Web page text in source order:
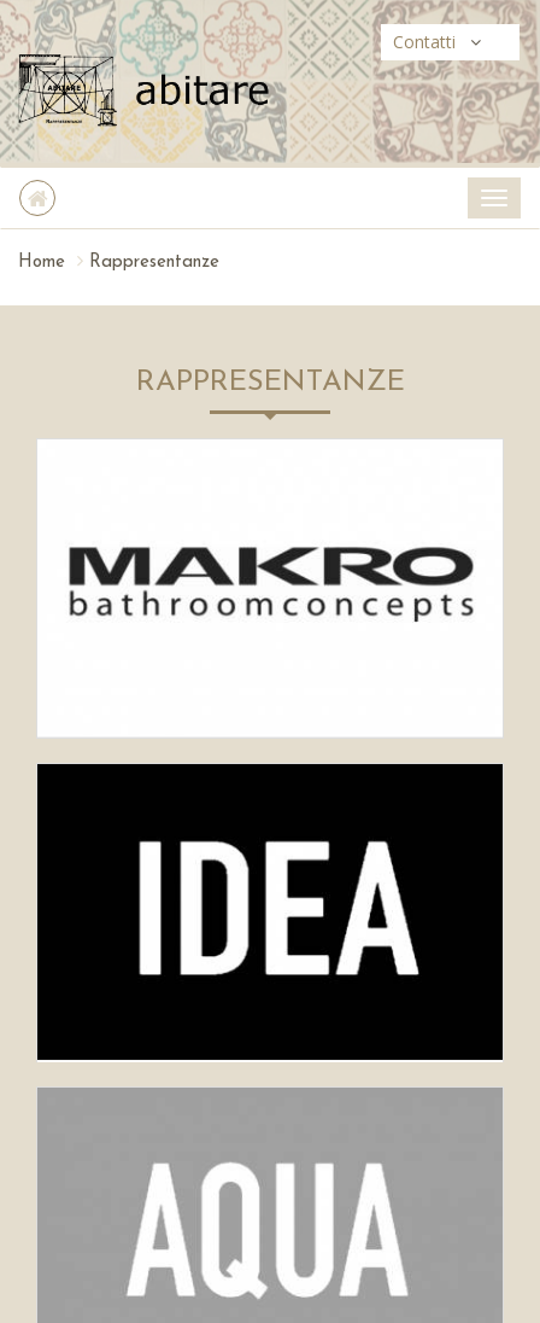
Contatti
Home Rappresentanze
RAPPRESENTANZE